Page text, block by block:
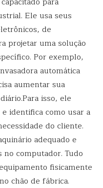
Ele usa seus
de
projetar uma solução
Por exemplo,
automática
aumentar sua
isso, ele
identifica como usar a
do cliente.
adequado e
computador. Tudo
fisicamente
chão de fábrica.